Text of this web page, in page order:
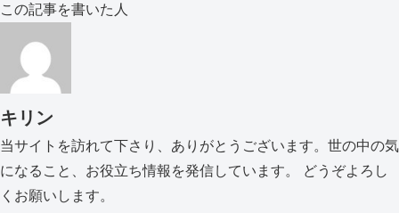
この記事を書いた人
キリン
当サイトを訪れて下さり、ありがとうございます。世の中の気
になること、お役立ち情報を発信しています。 どうぞよろし
くお願いします。